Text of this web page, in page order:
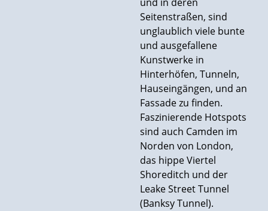
Seitenstraßen, sind
unglaublich viele bunte
und ausgefallene
Kunstwerke in
Hinterhöfen, Tunneln,
Hauseingängen, und an
Fassade zu finden.
Faszinierende Hotspots
sind auch Camden im
Norden von London,
das hippe Viertel
Shoreditch und der
Leake Street Tunnel
(Banksy Tunnel).